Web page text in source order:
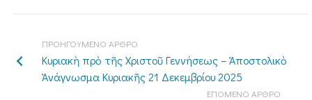
ΠΡΟΗΓΟΥΜΕΝΟ ΑΡΘΡΟ
Κυριακὴ πρὸ τῆς Χριστοῦ Γεννήσεως – Ἀποστολικὸ
Ἀνάγνωσμα Κυριακῆς 21 Δεκεμβρίου 2025
ΕΠΟΜΕΝΟ ΑΡΘΡΟ